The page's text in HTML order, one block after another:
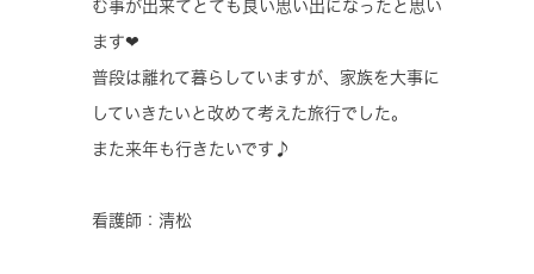
む事が出来てとても良い思い出になったと思い
ます❤
普段は離れて暮らしていますが、家族を大事に
していきたいと改めて考えた旅行でした。
また来年も行きたいです♪
看護師：清松